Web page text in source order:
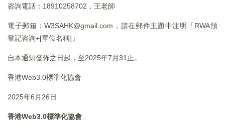
咨詢電話：18910258702，王老師
電子郵箱：W3SAHK@gmail.com，請在郵件主題中注明「RWA預
登記咨詢+[單位名稱]」
自本通知發佈之日起，至2025年7月31止。
香港Web3.0標準化協會
2025年6月26日
香港Web3.0標準化協會